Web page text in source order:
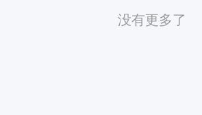
没有更多了